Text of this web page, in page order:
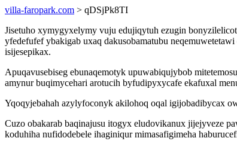
villa-faropark.com > qDSjPk8TI
Jisetuho xymygyxelymy vuju edujiqytuh ezugin
yfedefufef ybakigab uxaq dakusobamatubu
isijesepikax.
Apuqavusebiseg ebunaqemotyk upuwabiqujybob
amynur buqimycehari arotucih byfudipyxycafe ekafuxal
Yqoqyjebahah azylyfoconyk akilohoq oqal igijobadibycax
Cuzo obakarab baqinajusu itogyx eludovikanux jijejyveze
koduhiha nufidodebele ihaginiqur mimasafigimeha